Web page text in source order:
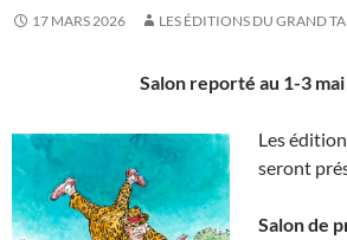
17 MARS 2026 LES ÉDITIONS DU GRAND
Salon reporté au 1-3
Les
seront
Salon de